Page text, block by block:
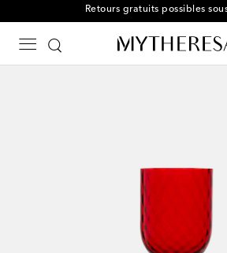
Retours gratuits possibles